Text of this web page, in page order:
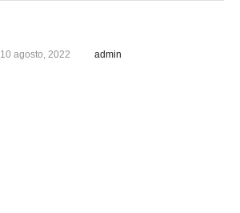
10 agosto, 2022 admin